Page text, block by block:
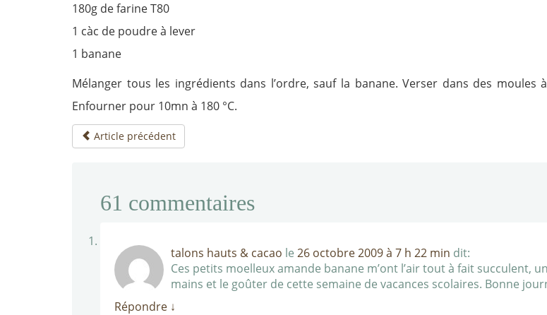
180g de farine T80
1 càc de poudre à lever
1 banane
Mélanger tous les ingrédients dans l’ordre, sauf la banane. Verser dans des
Enfourner pour 10mn à 180 °C.
Article précédent
61 commentaires
talons hauts & cacao le 26 octobre 2009 à 7 h 22 min dit:
Ces petits moelleux amande banane m’ont l’air tout à fait succulent,
mains et le goûter de cette semaine de vacances scolaires. Bonne
Répondre ↓